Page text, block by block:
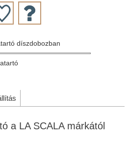
díszdobozban
a LA SCALA márkától